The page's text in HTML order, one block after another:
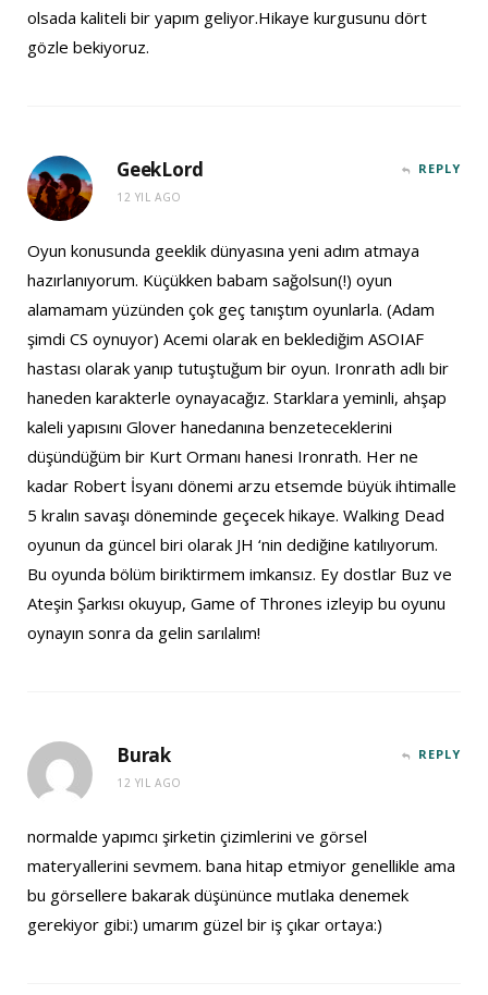
olsada kaliteli bir yapım geliyor.Hikaye kurgusunu dört
gözle bekiyoruz.
GeekLord
12 YIL AGO
REPLY
Oyun konusunda geeklik dünyasına yeni adım atmaya
hazırlanıyorum. Küçükken babam sağolsun(!) oyun
alamamam yüzünden çok geç tanıştım oyunlarla. (Adam
şimdi CS oynuyor) Acemi olarak en beklediğim ASOIAF
hastası olarak yanıp tutuştuğum bir oyun. Ironrath adlı bir
haneden karakterle oynayacağız. Starklara yeminli, ahşap
kaleli yapısını Glover hanedanına benzeteceklerini
düşündüğüm bir Kurt Ormanı hanesi Ironrath. Her ne
kadar Robert İsyanı dönemi arzu etsemde büyük ihtimalle
5 kralın savaşı döneminde geçecek hikaye. Walking Dead
oyunun da güncel biri olarak JH ‘nin dediğine katılıyorum.
Bu oyunda bölüm biriktirmem imkansız. Ey dostlar Buz ve
Ateşin Şarkısı okuyup, Game of Thrones izleyip bu oyunu
oynayın sonra da gelin sarılalım!
Burak
12 YIL AGO
REPLY
normalde yapımcı şirketin çizimlerini ve görsel
materyallerini sevmem. bana hitap etmiyor genellikle ama
bu görsellere bakarak düşününce mutlaka denemek
gerekiyor gibi:) umarım güzel bir iş çıkar ortaya:)